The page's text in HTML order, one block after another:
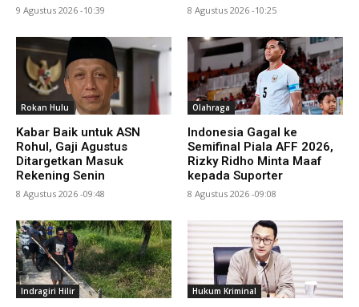
9 Agustus 2026 -10:39 8 Agustus 2026 -10:25
Rokan Hulu
Kabar Baik untuk ASN
Rohul, Gaji Agustus
Ditargetkan Masuk
Rekening Senin
8 Agustus 2026 -09:48
Olahraga
Indonesia Gagal ke
Semifinal Piala AFF 2026,
Rizky Ridho Minta Maaf
kepada Suporter
8 Agustus 2026 -09:08
Indragiri Hilir Hukum Kriminal